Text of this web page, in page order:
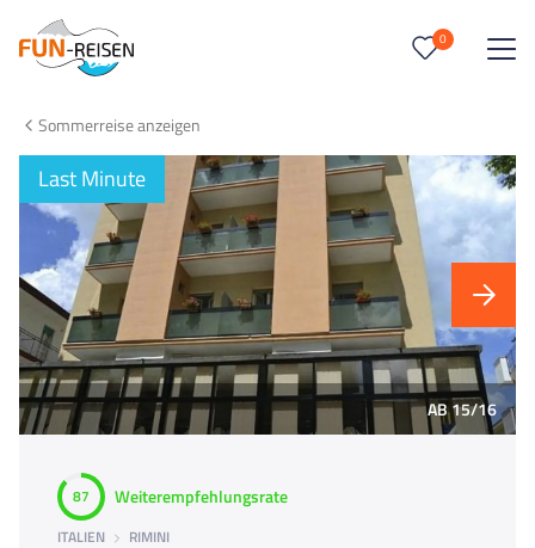
0
Keine Reisen auf der Merkliste
Sommerreise anzeigen
Last Minute
AB 15/16
87 Weiterempfehlungsrate
ITALIEN RIMINI